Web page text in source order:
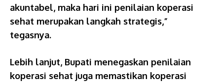
akuntabel, maka hari ini penilaian koperasi
sehat merupakan langkah strategis,”
tegasnya.
Lebih lanjut, Bupati menegaskan penilaian
koperasi sehat juga memastikan koperasi